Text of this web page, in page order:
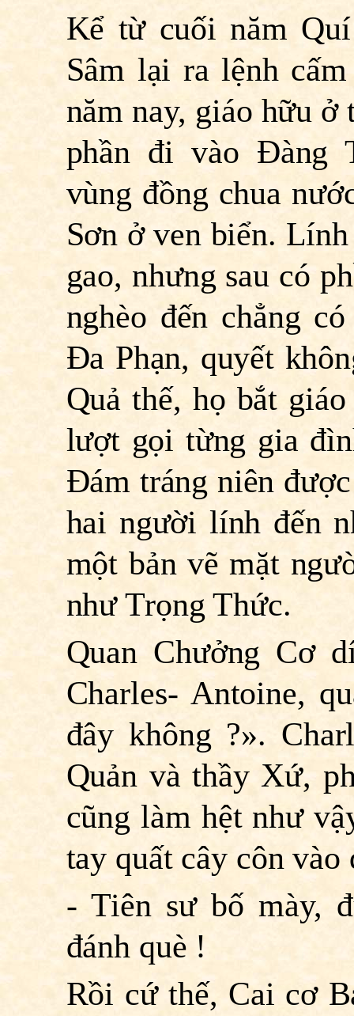
Kể từ cuối năm
Sâm lại ra lệnh
năm nay, giáo hữu ở
phần đi vào Ðàng
vùng đồng chua
Sơn ở ven biển.
gao, nhưng sau có
nghèo đến chẳng
Ða Phạn, quyết
Quả thế, họ bắt
lượt gọi từng gia
Ðám tráng niên
hai người lính đến
một bản vẽ mặt
như Trọng Thức.
Quan Chưởng Cơ
Charles- Antoine,
đây không ?».
Quản và thầy Xứ,
cũng làm hệt như
tay quất cây côn
- Tiên sư bố mày,
đánh què !
Rồi cứ thế, Cai cơ